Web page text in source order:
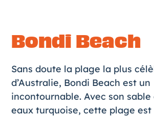
Bondi Beach
Sans doute la plage la plus
d’Australie, Bondi Beach est un
incontournable. Avec son sable
eaux turquoise, cette plage